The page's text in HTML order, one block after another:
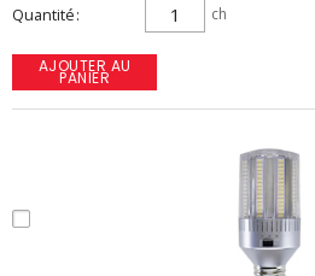
Quantité ch
AJOUTER AU
PANIER